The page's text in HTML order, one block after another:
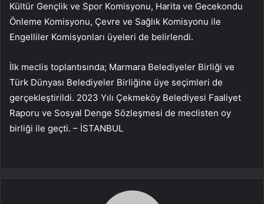
Kültür Gençlik ve Spor Komisyonu, Harita ve Gecekondu
Önleme Komisyonu, Çevre ve Sağlık Komisyonu ile
Engelliler Komisyonları üyeleri de belirlendi.
İlk meclis toplantısında; Marmara Belediyeler Birliği ve
Türk Dünyası Belediyeler Birliğine üye seçimleri de
gerçekleştirildi. 2023 Yılı Çekmeköy Belediyesi Faaliyet
Raporu ve Sosyal Denge Sözleşmesi de meclisten oy
birliği ile geçti. – İSTANBUL